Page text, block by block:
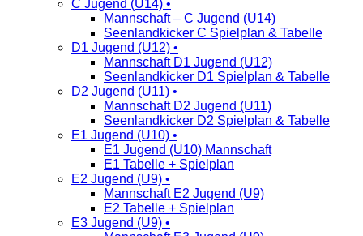
C Jugend (U14) •
Mannschaft – C Jugend (U14)
Seenlandkicker C Spielplan & Tabelle
D1 Jugend (U12) •
Mannschaft D1 Jugend (U12)
Seenlandkicker D1 Spielplan & Tabelle
D2 Jugend (U11) •
Mannschaft D2 Jugend (U11)
Seenlandkicker D2 Spielplan & Tabelle
E1 Jugend (U10) •
E1 Jugend (U10) Mannschaft
E1 Tabelle + Spielplan
E2 Jugend (U9) •
Mannschaft E2 Jugend (U9)
E2 Tabelle + Spielplan
E3 Jugend (U9) •